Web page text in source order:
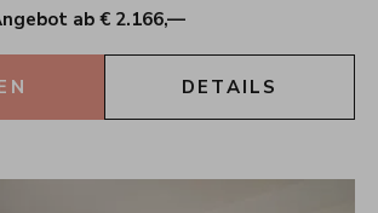
ab € 2.166,—
DETAILS